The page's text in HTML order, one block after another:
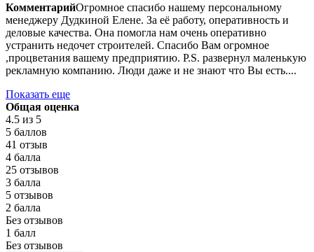
КомментарийОгромное спасибо нашему персональному
менеджеру Дудкиной Елене. За её работу, оперативность и
деловые качества. Она помогла нам очень оперативно
устранить недочет строителей. Спасибо Вам огромное
,процветания вашему предприятию. P.S. развернул маленькую
рекламную компанию. Люди даже и не знают что Вы есть....
Показать еще
Общая оценка
4.5 из 5
5 баллов
41 отзыв
4 балла
25 отзывов
3 балла
5 отзывов
2 балла
Без отзывов
1 балл
Без отзывов